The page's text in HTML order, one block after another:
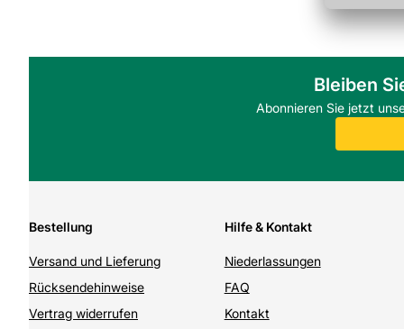
Bleiben
Abonnieren Sie jetzt
Bestellung
Versand und Lieferung
Rücksendehinweise
Vertrag widerrufen
Hilfe & Kontakt
Niederlassungen
FAQ
Kontakt